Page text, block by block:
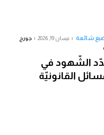
شائعة نيسان 19, 2026
جورج
الشّهود في
القانونيّة